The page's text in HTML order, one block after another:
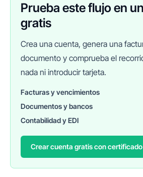
Prueba este flujo en
gratis
Crea una cuenta, genera una
documento y comprueba el
nada ni introducir tarjeta.
Facturas y vencimientos
Documentos y bancos
Contabilidad y EDI
Crear cuenta gratis con
FINANEDI
Hablemos ahora
Pedir información sobre FinanEDI